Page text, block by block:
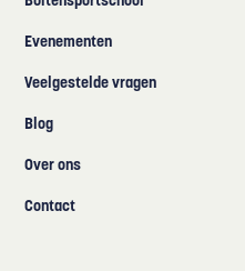
Evenementen
Veelgestelde vragen
Blog
Over ons
Contact